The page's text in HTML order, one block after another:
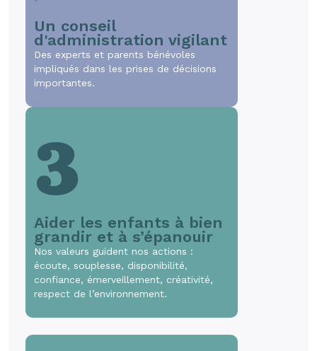
Un conseil
d'administration vigilant
Des experts et parents bénévoles
impliqués dans les prises de décisions
importantes.
3
Aider les enfants à bien
grandir et à s’épanouir
Nos valeurs guident nos actions :
écoute, souplesse, disponibilité,
confiance, émerveillement, créativité,
respect de l’environnement.